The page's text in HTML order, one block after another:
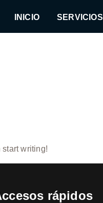
INICIO SERVICIOS
writing!
rápidos